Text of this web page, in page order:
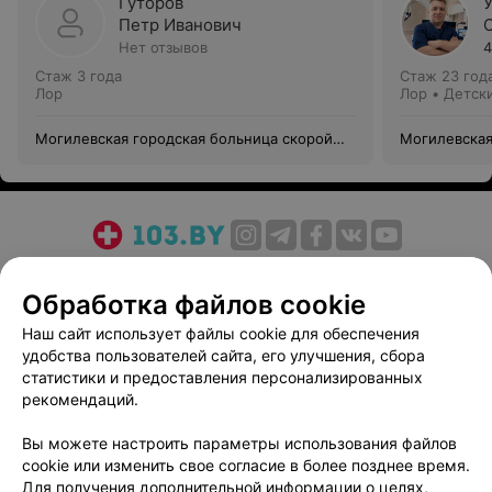
Петр Иванович
Нет отзывов
Стаж 3 года
Лор
Могилевская городская больница скорой
Стаж 23
Лор •
Медицинский маркетинг
Публичный договор
Пользовательское соглашение
Способы оплаты
Вакансии
Партнеры
Написать руководителю 103.by
Персональные настройки cookie
Обработка персональных данных
Обработка файлов cookie
Наш сайт использует файлы cookie для обеспечения
удобства пользователей сайта, его улучшения, сбора
статистики и предоставления персонализированных
рекомендаций.
Вы можете настроить параметры использования файлов
cookie или изменить свое согласие в более позднее время.
Для получения дополнительной информации о целях,